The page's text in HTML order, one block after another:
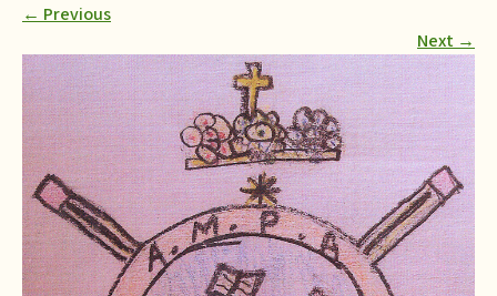
← Previous
Next →